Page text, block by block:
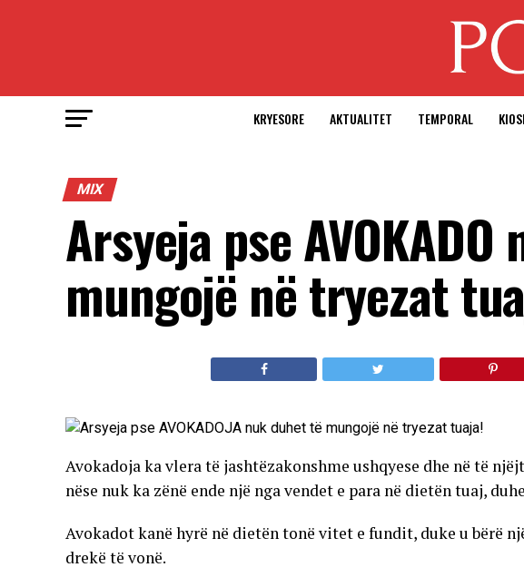
KRYESORE AKTUALITET TEMPORAL
MIX
Arsyeja pse
mungojë në tryezat
Avokadoja ka vlera të jashtëzakonshme ushqyese dhe në të
nëse nuk ka zënë ende një nga vendet e para në dietën tuaj,
Avokadot kanë hyrë në dietën tonë vitet e fundit, duke u bërë
drekë të vonë.